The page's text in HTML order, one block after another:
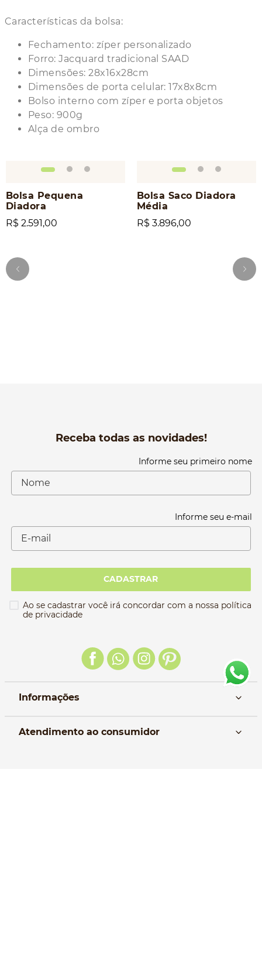
Características da bolsa:
Fechamento: zíper personalizado
Forro: Jacquard tradicional SAAD
Dimensões: 28x16x28cm
Dimensões de porta celular: 17x8x8cm
Bolso interno com zíper e porta objetos
Peso: 900g
Alça de ombro
Bolsa Pequena
Diadora
R$ 2.591,00
Bolsa Saco Diadora
Média
R$ 3.896,00
Receba todas as novidades!
Informe seu primeiro nome
Informe seu e-mail
CADASTRAR
Ao se cadastrar você irá concordar com a nossa política
de privacidade
Informações
Atendimento ao consumidor